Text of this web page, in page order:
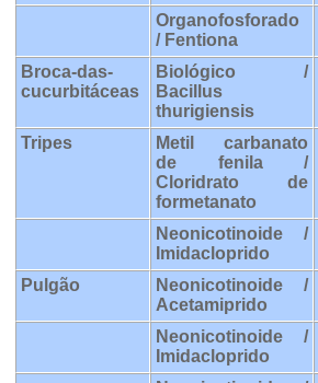
Organofosforado
/ Fentiona
Broca-das-
cucurbitáceas
Biológico /
Bacillus
thurigiensis
Tripes
Metil carbanato
de fenila /
Cloridrato de
formetanato
Neonicotinoide /
Imidacloprido
Pulgão
Neonicotinoide /
Acetamiprido
Neonicotinoide /
Imidacloprido